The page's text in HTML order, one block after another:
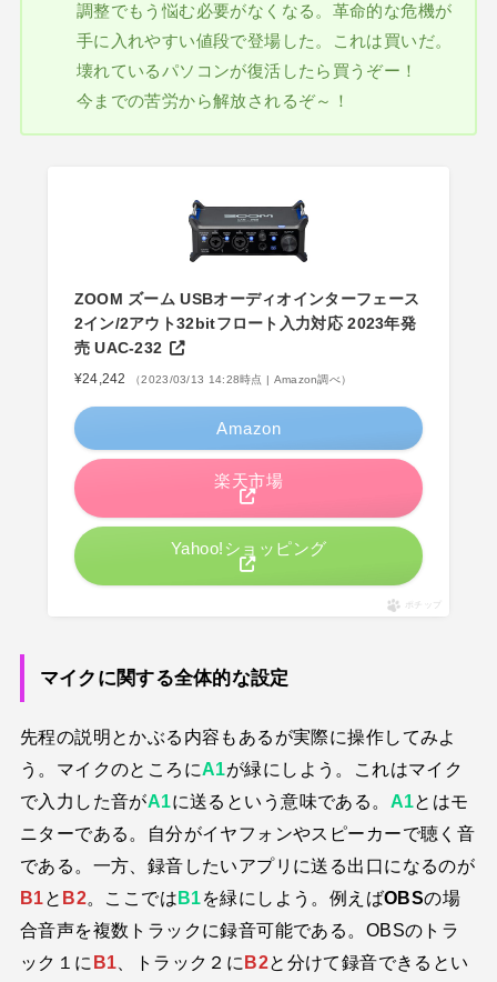
調整でもう悩む必要がなくなる。革命的な危機が
手に入れやすい値段で登場した。これは買いだ。
壊れているパソコンが復活したら買うぞー！
今までの苦労から解放されるぞ～！
ZOOM ズーム USBオーディオインターフェース
2イン/2アウト32bitフロート入力対応 2023年発
売 UAC-232
¥24,242 （2023/03/13 14:28時点 | Amazon調べ）
Amazon
楽天市場
Yahoo!ショッピング
ポチップ
マイクに関する全体的な設定
先程の説明とかぶる内容もあるが実際に操作してみよ
う。マイクのところにA1が緑にしよう。これはマイク
で入力した音がA1に送るという意味である。 A1とはモ
ニターである。自分がイヤフォンやスピーカーで聴く音
である。一方、録音したいアプリに送る出口になるのが
B1と B2。ここではB1を緑にしよう。例えばOBSの場
合音声を複数トラックに録音可能である。OBSのトラ
ック１に B1 、トラック２にB2と分けて録音できるとい